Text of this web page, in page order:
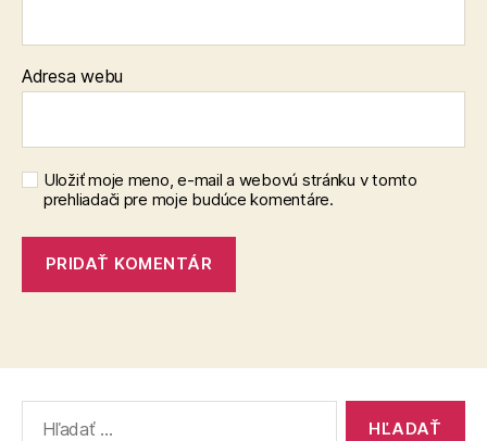
Adresa webu
Uložiť moje meno, e-mail a webovú stránku v tomto
prehliadači pre moje budúce komentáre.